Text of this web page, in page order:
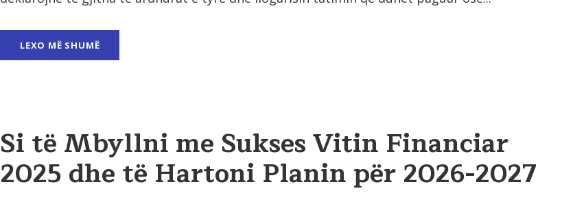
LEXO MË SHUMË
Si të Mbyllni me Sukses Vitin Financiar
2025 dhe të Hartoni Planin për 2026-2027